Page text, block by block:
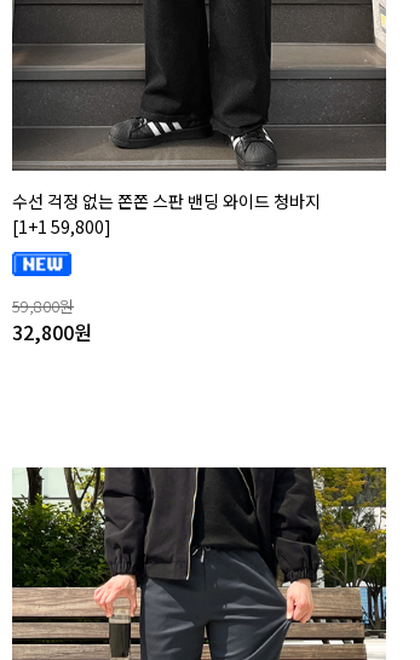
수선 걱정 없는 쫀쫀 스판 밴딩 와이드 청바지
[1+1 59,800]
59,800원
32,800원